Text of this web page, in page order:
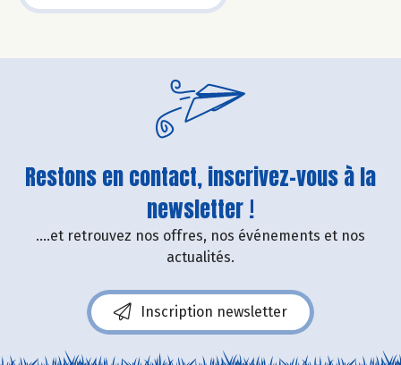
Restons en contact, inscrivez-vous à la
newsletter !
....et retrouvez nos offres, nos événements et nos
actualités.
Inscription newsletter